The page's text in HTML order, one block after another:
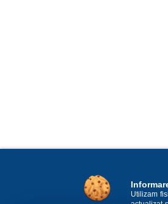
Utilizam